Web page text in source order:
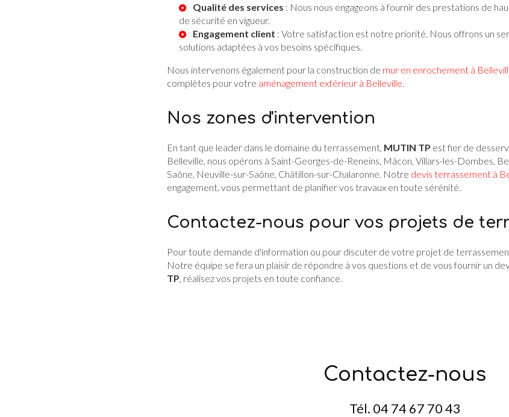
Qualité des services : Nous nous engageons à fournir des prestations de
de sécurité en vigueur.
Engagement client : Votre satisfaction est notre priorité. Nous offrons un
solutions adaptées à vos besoins spécifiques.
Nous intervenons également pour la construction de mur en enrochement à
complètes pour votre aménagement extérieur à Belleville.
Nos zones d'intervention
En tant que leader dans le domaine du terrassement, MUTIN TP est fier de
Belleville, nous opérons à Saint-Georges-de-Reneins, Mâcon, Villars-les-Dombes,
Saône, Neuville-sur-Saône, Châtillon-sur-Chalaronne. Notre devis terrassement à
engagement, vous permettant de planifier vos travaux en toute sérénité.
Contactez-nous pour vos projets de
Pour toute demande d'information ou pour discuter de votre projet de
Notre équipe se fera un plaisir de répondre à vos questions et de vous fournir un
TP, réalisez vos projets en toute confiance.
Contactez-nous
Tél. 04 74 67 70 43